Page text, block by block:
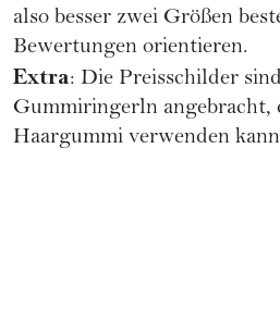
also besser zwei Größen
Bewertungen orientieren.
Extra: Die Preisschilder
Gummiringerln angebracht,
Haargummi verwenden